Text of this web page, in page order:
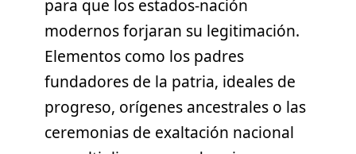
para que los estados-nación
modernos forjaran su legitimación.
Elementos como los padres
fundadores de la patria, ideales de
progreso, orígenes ancestrales o las
ceremonias de exaltación nacional